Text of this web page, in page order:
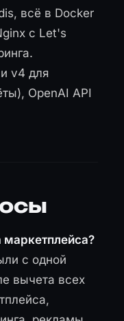
всё в Docker
с Let's
v4 для
OpenAI API
с одной
вычета всех